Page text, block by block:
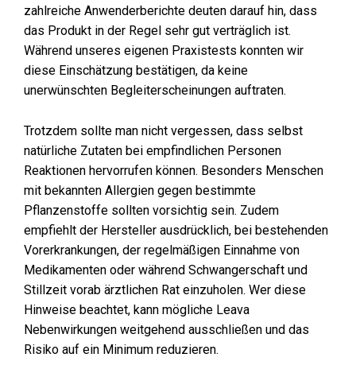
zahlreiche Anwenderberichte deuten darauf hin, dass
das Produkt in der Regel sehr gut verträglich ist.
Während unseres eigenen Praxistests konnten wir
diese Einschätzung bestätigen, da keine
unerwünschten Begleiterscheinungen auftraten.
Trotzdem sollte man nicht vergessen, dass selbst
natürliche Zutaten bei empfindlichen Personen
Reaktionen hervorrufen können. Besonders Menschen
mit bekannten Allergien gegen bestimmte
Pflanzenstoffe sollten vorsichtig sein. Zudem
empfiehlt der Hersteller ausdrücklich, bei bestehenden
Vorerkrankungen, der regelmäßigen Einnahme von
Medikamenten oder während Schwangerschaft und
Stillzeit vorab ärztlichen Rat einzuholen. Wer diese
Hinweise beachtet, kann mögliche Leava
Nebenwirkungen weitgehend ausschließen und das
Risiko auf ein Minimum reduzieren.